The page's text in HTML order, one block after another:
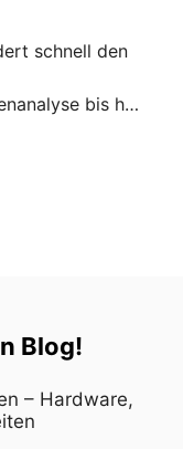
schnell den
bis hin
Blog!
– Hardware,